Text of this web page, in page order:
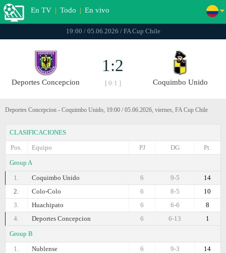
En TV | Todo | En vivo
19:00 / 05.06.2026 / FA Cup Chile
Deportes Concepcion
1:2
[ 0:1 ] Coquimbo Unido
Deportes Concepcion - Coquimbo Unido, 19:00 / 05.06.2026, viernes, FA Cup Chile
CLASIFICACIONES
Pos.
Equipo Pt.
DG
PJ
Group A
1.
Coquimbo Unido 14
9-5
6
2.
Colo-Colo 10
8-5
6
3.
Huachipato 8
6-6
6
4.
Deportes Concepcion 1
6-13
6
Group B
1.
Nublense 14
9-3
6